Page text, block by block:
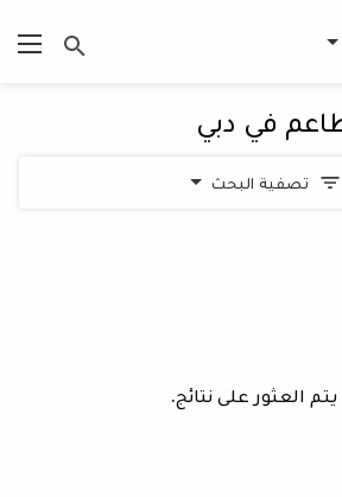
في دبي
تصفية البحث
العثور على نتائج.